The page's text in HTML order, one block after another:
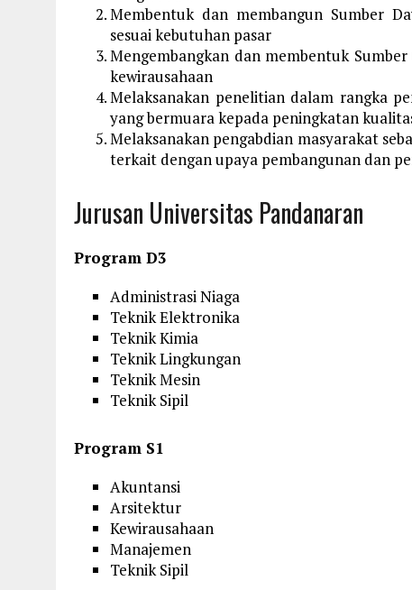
Membentuk dan membangun Sumber
sesuai kebutuhan pasar
Mengembangkan dan membentuk
kewirausahaan
Melaksanakan penelitian dalam rangka
yang bermuara kepada peningkatan
Melaksanakan pengabdian masyarakat
terkait dengan upaya pembangunan dan
Jurusan Universitas Pandanaran
Program D3
Administrasi Niaga
Teknik Elektronika
Teknik Kimia
Teknik Lingkungan
Teknik Mesin
Teknik Sipil
Program S1
Akuntansi
Arsitektur
Kewirausahaan
Manajemen
Teknik Sipil